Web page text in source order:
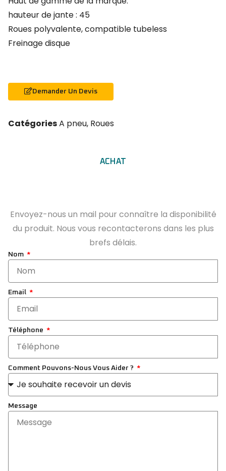
hauteur de jante : 45
Roues polyvalente, compatible tubeless
Freinage disque
Demander Un Devis
CatégoriesA pneu, Roues
ACHAT
Envoyez-nous un mail pour connaître la disponibilité
du produit. Nous vous recontacterons dans les plus
brefs délais.
Nom
Email
Téléphone
Comment Pouvons-Nous Vous Aider ?
Message